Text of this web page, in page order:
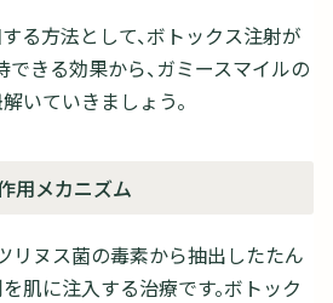
る方法として、ボトックス注射が
できる効果から、ガミースマイルの
いていきましょう。
用メカニズム
リヌス菌の毒素から抽出したたん
肌に注入する治療です。ボトック